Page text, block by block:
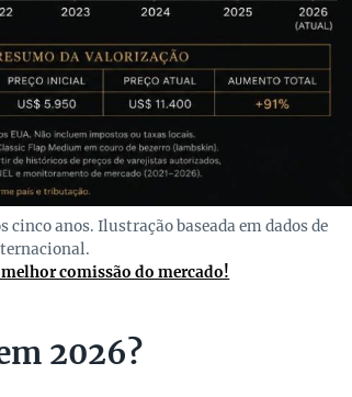
anos. Ilustração baseada em dados de
melhor comissão do mercado!
2026?